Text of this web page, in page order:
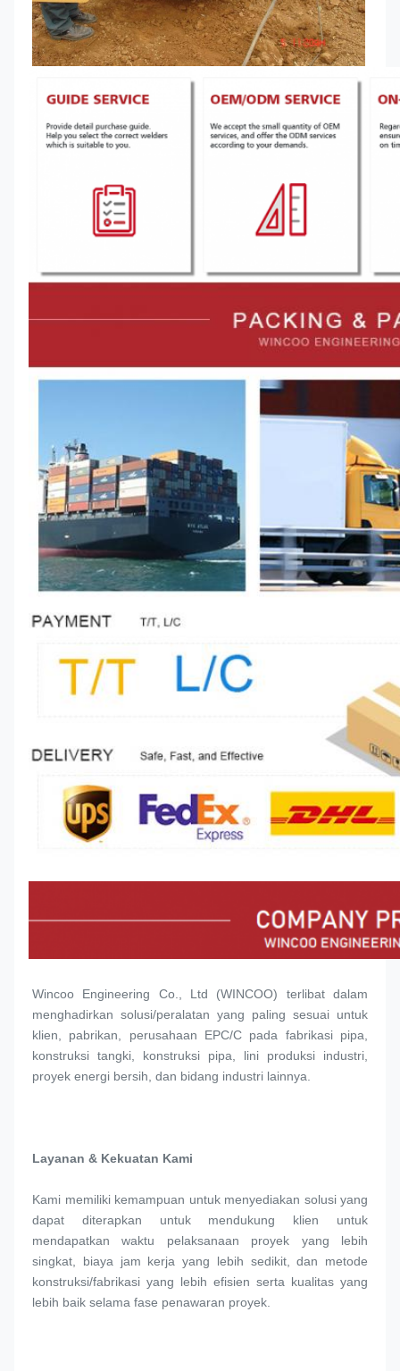
Wincoo Engineering Co., Ltd (WINCOO) terlibat dalam
menghadirkan solusi/peralatan yang paling sesuai untuk
klien, pabrikan, perusahaan EPC/C pada fabrikasi pipa,
konstruksi tangki, konstruksi pipa, lini produksi industri,
proyek energi bersih, dan bidang industri lainnya.
Layanan & Kekuatan Kami
Kami memiliki kemampuan untuk menyediakan solusi yang
dapat diterapkan untuk mendukung klien untuk
mendapatkan waktu pelaksanaan proyek yang lebih
singkat, biaya jam kerja yang lebih sedikit, dan metode
konstruksi/fabrikasi yang lebih efisien serta kualitas yang
lebih baik selama fase penawaran proyek.